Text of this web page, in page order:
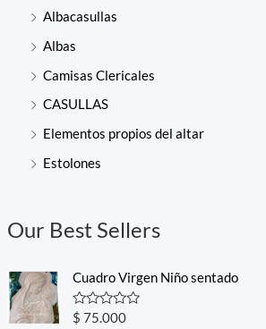
Albacasullas
Albas
Camisas Clericales
CASULLAS
Elementos propios del altar
Estolones
Our Best Sellers
Cuadro Virgen Niño sentado
R
$ 75.000